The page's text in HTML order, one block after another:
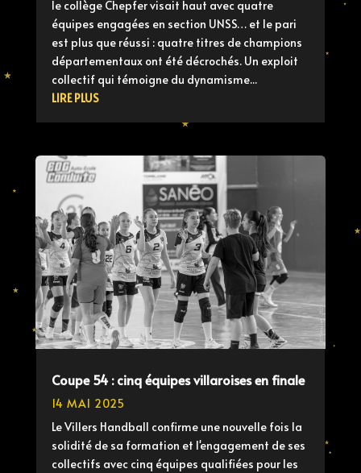
le collège Chepfer visait haut avec quatre
équipes engagées en section UNSS… et le pari
est plus que réussi : quatre titres de champions
départementaux ont été décrochés. Un exploit
collectif qui témoigne du dynamisme...
LIRE PLUS
Coupe 54 : cinq équipes villaroises en finale
14 MAI 2025
Le Villers Handball confirme une nouvelle fois la
solidité de sa formation et l'engagement de ses
collectifs avec cinq équipes qualifiées pour les